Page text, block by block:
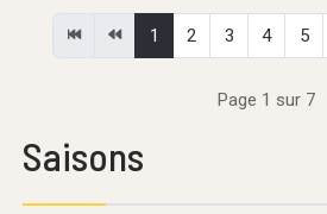
1 2 3 4 5
Page 1 sur 7
Saisons